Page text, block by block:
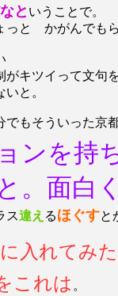
と いうことで。
っと かがんでも
がキツイって文句
と。
でもそういった京
ンを持
。面白
ス違え るほぐすと
入れてみ
これは 。